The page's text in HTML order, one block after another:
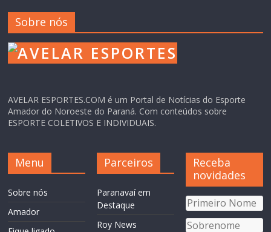
Sobre nós
AVELAR ESPORTES.COM é um Portal de Notícias do Esporte
Amador do Noroeste do Paraná. Com conteúdos sobre
ESPORTE COLETIVOS E INDIVIDUAIS.
Menu
Sobre nós
Amador
Parceiros
Paranavaí em
Destaque
Roy News
Receba
novidades